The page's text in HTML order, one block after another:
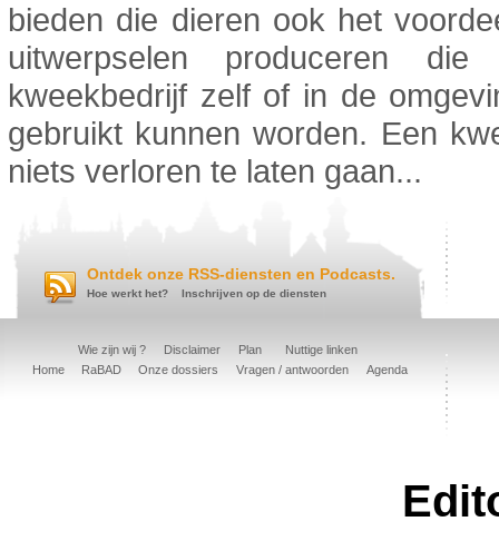
bieden die dieren ook het
uitwerpselen produceren
kweekbedrijf zelf of in de
gebruikt kunnen worden. Een
niets verloren te laten gaan...
Ontdek onze RSS-diensten en Podcasts.
Hoe werkt het? Inschrijven op de diensten
Wie zijn wij ? Disclaimer Plan
Nuttige linken
Home
RaBAD Onze dossiers Vragen / antwoorden Agenda